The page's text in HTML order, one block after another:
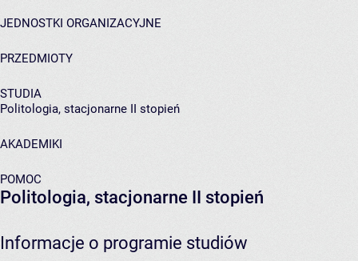
JEDNOSTKI ORGANIZACYJNE
PRZEDMIOTY
STUDIA
Politologia, stacjonarne II stopień
AKADEMIKI
POMOC
Politologia, stacjonarne II stopień
Informacje o programie studiów